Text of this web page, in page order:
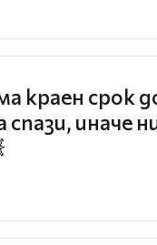
краен срок
иначе